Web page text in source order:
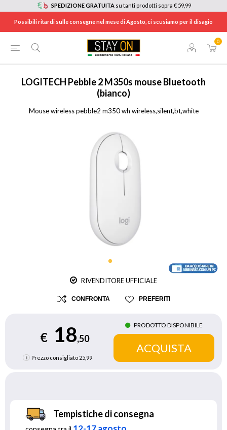
SPEDIZIONE GRATUITA su tanti prodotti sopra € 59,99
Possibili ritardi sulle consegne nel mese di Agosto, ci scusiamo per il disagio
0
HOME INFORMATICA / ACCESSORI INFORMATICA
LOGITECH Pebble 2 M350s mouse Bluetooth
(bianco)
Mouse wireless pebble2 m350 wh wireless,silent,bt,white
RIVENDITORE UFFICIALE
CONFRONTA PREFERITI
€ 18,50
Prezzo consigliato 25,99
PRODOTTO DISPONIBILE
Tempistiche di consegna